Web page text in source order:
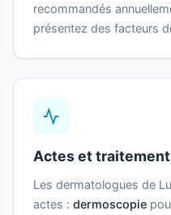
recommandés
présentez des facteurs
Actes et
Les dermatologues de
actes : dermoscopie